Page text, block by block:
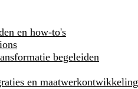
en how-to's
begeleiden
en maatwerkontwikkeling